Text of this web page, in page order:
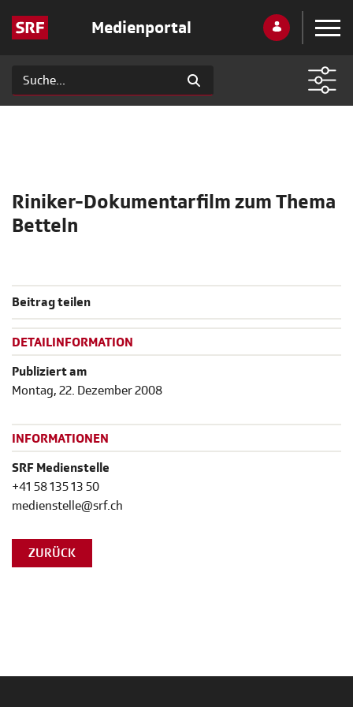
Medienportal
Riniker-Dokumentarfilm zum Thema
Betteln
Beitrag teilen
DETAILINFORMATION
Publiziert am
Montag, 22. Dezember 2008
INFORMATIONEN
SRF Medienstelle
+41 58 135 13 50
medienstelle@srf.ch
ZURÜCK